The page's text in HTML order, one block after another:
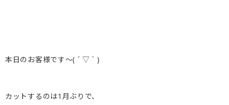
本日のお客様です〜( ´ ▽ ` )
カットするのは1月ぶりで、